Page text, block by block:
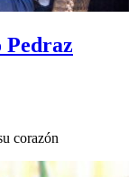
Pedraz
corazón